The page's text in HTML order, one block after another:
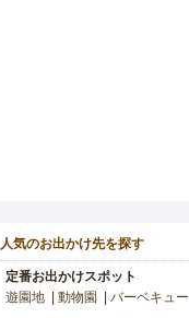
人気のお出かけ先を探す
定番お出かけスポット
遊園地
動物園 バーベキュー